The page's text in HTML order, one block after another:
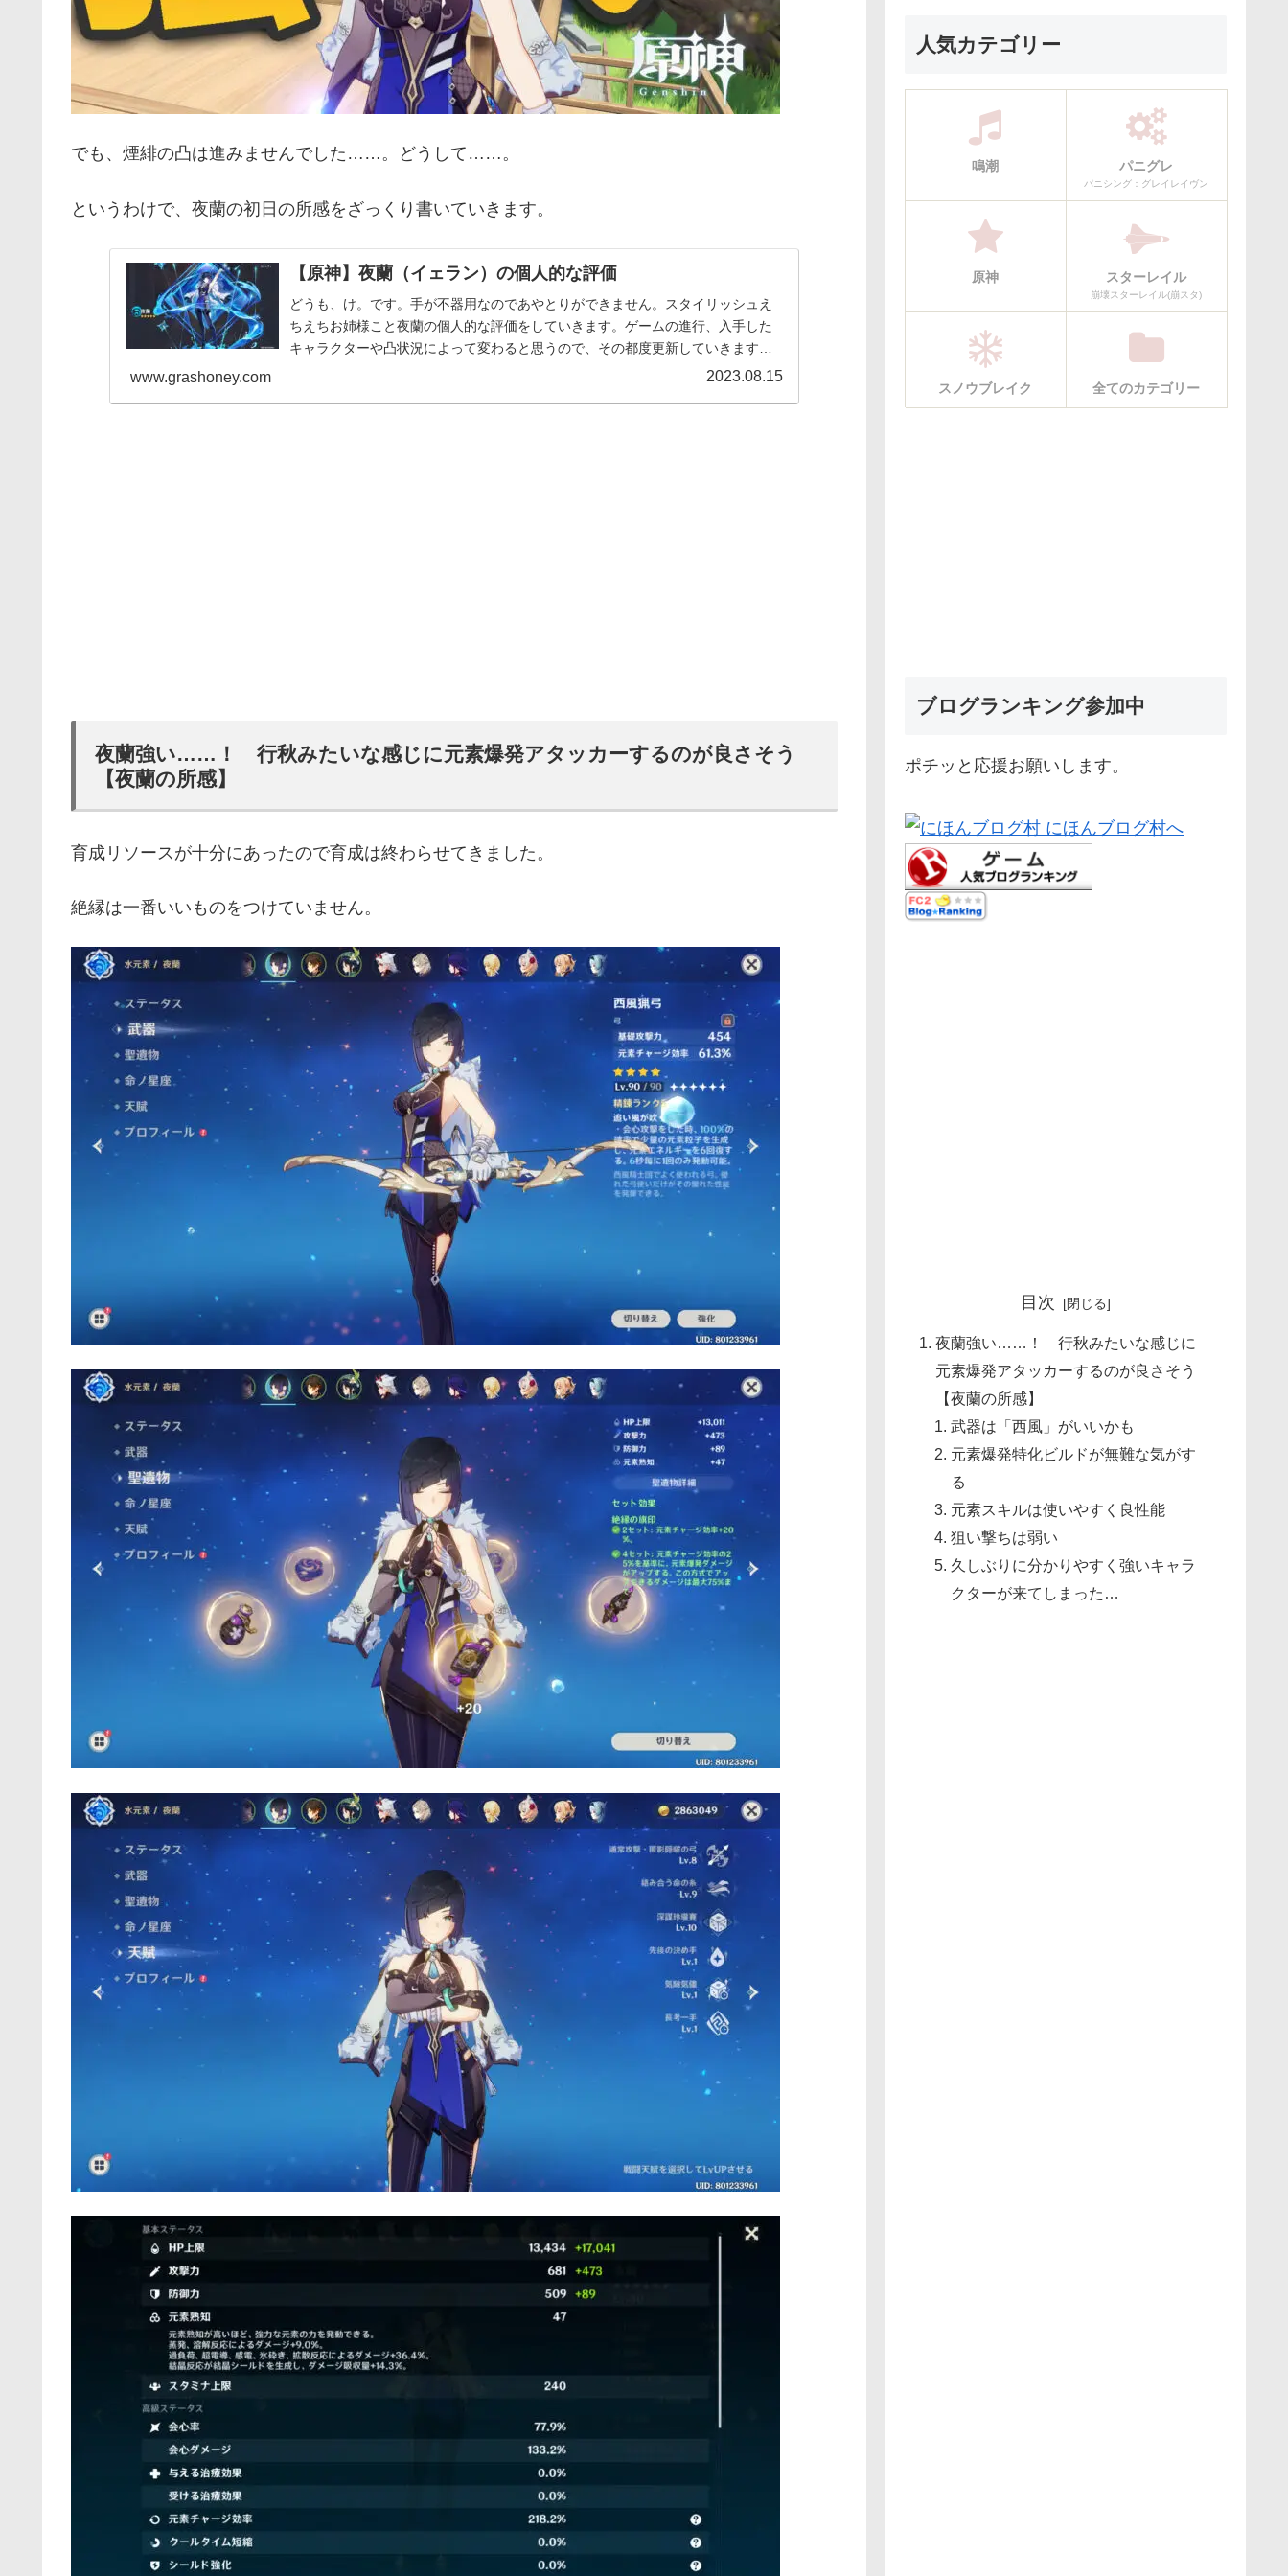
でも、煙緋の凸は進みませんでした……。どうして……。
というわけで、夜蘭の初日の所感をざっくり書いていきます。
【原神】夜蘭（イェラン）の個人的な評価
どうも、け。です。手が不器用なのであやとりができません。スタイリッシュえ
ちえちお姉様こと夜蘭の個人的な評価をしていきます。ゲームの進行、入手した
キャラクターや凸状況によって変わると思うので、その都度更新していきます。
www.grashoney.com 2023.08.15
夜蘭強い……！ 行秋みたいな感じに元素爆発アタッカーするのが良さそう
【夜蘭の所感】
育成リソースが十分にあったので育成は終わらせてきました。
絶縁は一番いいものをつけていません。
人気カテゴリー
鳴潮 パニグレ
パニシング：グレイレイヴン
原神 スターレイル
崩壊スターレイル(崩スタ)
スノウブレイク 全てのカテゴリー
ブログランキング参加中
ポチッと応援お願いします。
目次
夜蘭強い……！ 行秋みたいな感じに
元素爆発アタッカーするのが良さそう
【夜蘭の所感】
武器は「西風」がいいかも
元素爆発特化ビルドが無難な気がす
る
元素スキルは使いやすく良性能
狙い撃ちは弱い
久しぶりに分かりやすく強いキャラ
クターが来てしまった…